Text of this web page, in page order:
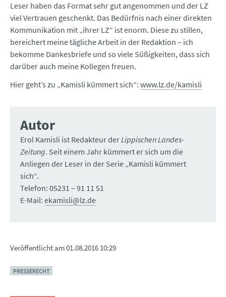
Leser haben das Format sehr gut angenommen und der LZ
viel Vertrauen geschenkt. Das Bedürfnis nach einer direkten
Kommunikation mit „ihrer LZ“ ist enorm. Diese zu stillen,
bereichert meine tägliche Arbeit in der Redaktion – ich
bekomme Dankesbriefe und so viele Süßigkeiten, dass sich
darüber auch meine Kollegen freuen.
Hier geht’s zu „Kamisli kümmert sich“: www.lz.de/kamisli
Autor
Erol Kamisli ist Redakteur derLippischen Landes-
Zeitung. Seit einem Jahr kümmert er sich um die
Anliegen der Leser in der Serie „Kamisli kümmert
sich“.
Telefon: 05231 – 91 11 51
E-Mail: ekamisli@lz.de
Veröffentlicht am01.08.2016 10:29
PRESSERECHT